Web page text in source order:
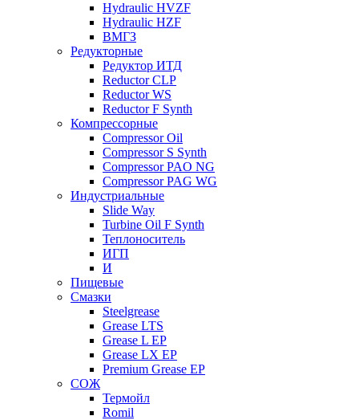
Hydraulic HVZF
Hydraulic HZF
ВМГЗ
Редукторные
Редуктор ИТД
Reductor CLP
Reductor WS
Reductor F Synth
Компрессорные
Compressor Oil
Compressor S Synth
Compressor PAO NG
Compressor PAG WG
Индустриальные
Slide Way
Turbine Oil F Synth
Теплоноситель
ИГП
И
Пищевые
Смазки
Steelgrease
Grease LTS
Grease L EP
Grease LX EP
Premium Grease EP
СОЖ
Термойл
Romil